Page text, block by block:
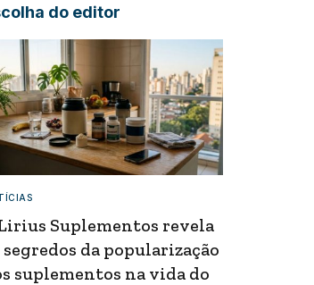
do editor
Suplementos revela
segredos da popularização
suplementos na vida do